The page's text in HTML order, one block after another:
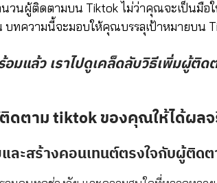
นวนผู้ติดตามบน Tiktok ไม่ว่าคุณจะเป็นมือ
ทความนี้จะมอบให้คุณบรรลุเป้าหมายบน
มแล้ว เราไปดูเคล็ดลับวิธีเพิ่มผู้ติ
ดตาม tiktok ของคุณให้ได้ผล
ละสร้างคอนเทนต์ตรงใจกับผู้ติ